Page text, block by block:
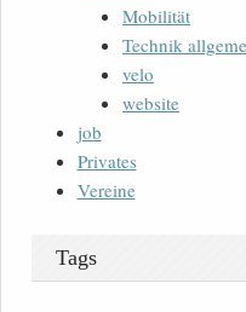
Mobilität
Technik
velo
website
job
Privates
Vereine
Tags